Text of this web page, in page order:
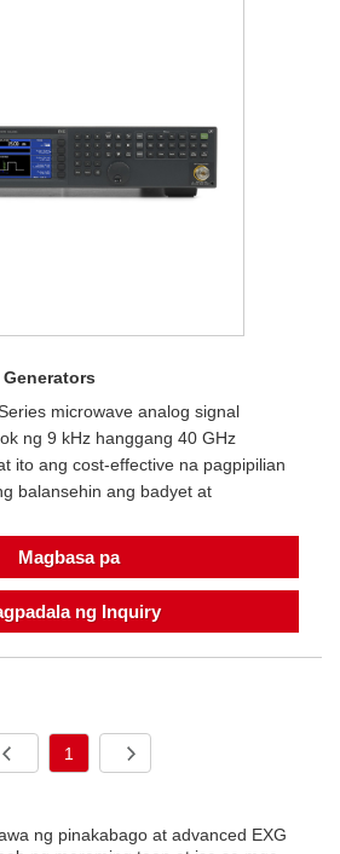
Generators
microwave analog signal
ng 9 kHz hanggang 40 GHz
ito ang cost-effective na pagpipilian
balansehin ang badyet at
Magbasa pa
ng Inquiry
1
ng pinakabago at advanced EXG